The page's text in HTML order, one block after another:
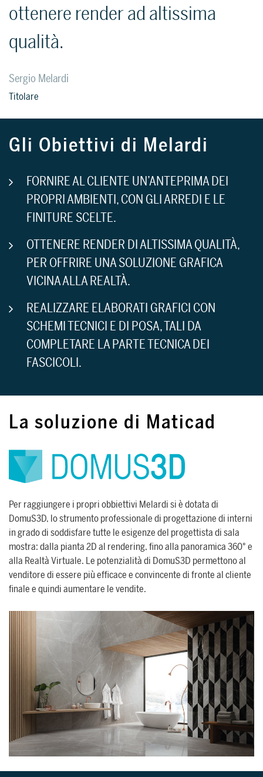
ottenere render ad altissima
qualità.
Sergio Melardi
Titolare
Gli Obiettivi di Melardi
FORNIRE AL CLIENTE UN’ANTEPRIMA DEI
PROPRI AMBIENTI, CON GLI ARREDI E LE
FINITURE SCELTE.
OTTENERE RENDER DI ALTISSIMA QUALITÀ,
PER OFFRIRE UNA SOLUZIONE GRAFICA
VICINA ALLA REALTÀ.
REALIZZARE ELABORATI GRAFICI CON
SCHEMI TECNICI E DI POSA, TALI DA
COMPLETARE LA PARTE TECNICA DEI
FASCICOLI.
La soluzione di Maticad
Per raggiungere i propri obbiettivi Melardi si è dotata di
DomuS3D, lo strumento professionale di progettazione di interni
in grado di soddisfare tutte le esigenze del progettista di sala
mostra: dalla pianta 2D al rendering, fino alla panoramica 360° e
alla Realtà Virtuale. Le potenzialità di DomuS3D permettono al
venditore di essere più efficace e convincente di fronte al cliente
finale e quindi aumentare le vendite.